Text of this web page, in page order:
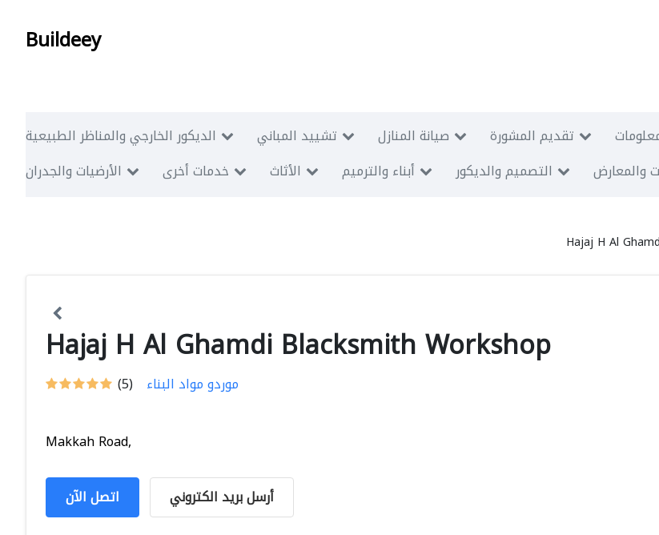
Buildeey
الديكور الخارجي والمناظر الطبيعية تشييد المباني صيانة المنازل تقديم المشورة
الأرضيات والجدران
خدمات أخرى الأثاث أبناء والترميم التصميم والديكور والمعارض
Hajaj H Al
Hajaj H Al Ghamdi Blacksmith Workshop
(5) موردو مواد البناء
Makkah Road,
اتصل الآن أرسل بريد الكتروني